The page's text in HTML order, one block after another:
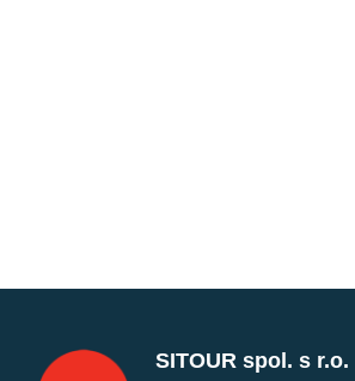
SITOUR spol. s r.o.